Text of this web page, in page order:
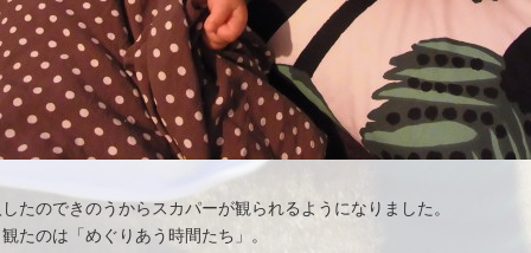
たのできのうからスカパーが観られるようになりました。
たのは「めぐりあう時間たち」。